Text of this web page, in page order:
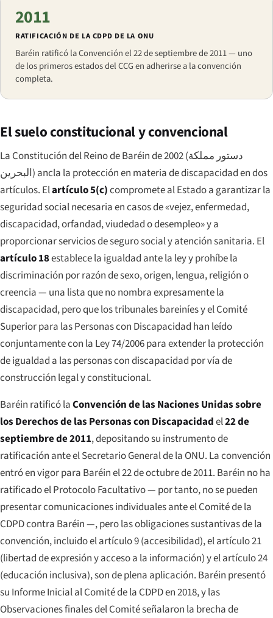
2011
RATIFICACIÓN DE LA CDPD DE LA ONU
Baréin ratificó la Convención el 22 de septiembre de 2011 — uno
de los primeros estados del CCG en adherirse a la convención
completa.
El suelo constitucional y convencional
La Constitución del Reino de Baréin de 2002 (دستور مملكة
البحرين) ancla la protección en materia de discapacidad en dos
artículos. Elartículo 5(c)compromete al Estado a garantizar la
seguridad social necesaria en casos de «vejez, enfermedad,
discapacidad, orfandad, viudedad o desempleo» y a
proporcionar servicios de seguro social y atención sanitaria. El
artículo 18establece la igualdad ante la ley y prohíbe la
discriminación por razón de sexo, origen, lengua, religión o
creencia — una lista que no nombra expresamente la
discapacidad, pero que los tribunales bareiníes y el Comité
Superior para las Personas con Discapacidad han leído
conjuntamente con la Ley 74/2006 para extender la protección
de igualdad a las personas con discapacidad por vía de
construcción legal y constitucional.
Baréin ratificó laConvención de las Naciones Unidas sobre
los Derechos de las Personas con Discapacidadel22 de
septiembre de 2011, depositando su instrumento de
ratificación ante el Secretario General de la ONU. La convención
entró en vigor para Baréin el 22 de octubre de 2011. Baréin no ha
ratificado el Protocolo Facultativo — por tanto, no se pueden
presentar comunicaciones individuales ante el Comité de la
CDPD contra Baréin —, pero las obligaciones sustantivas de la
convención, incluido el artículo 9 (accesibilidad), el artículo 21
(libertad de expresión y acceso a la información) y el artículo 24
(educación inclusiva), son de plena aplicación. Baréin presentó
su Informe Inicial al Comité de la CDPD en 2018, y las
Observaciones finales del Comité señalaron la brecha de